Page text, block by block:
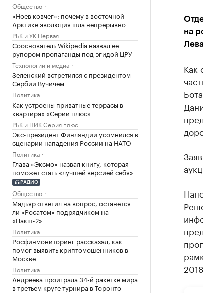
Общество
«Ноев ковчег»: почему в восточной
Арктике эволюция шла непрерывно
РБК и УК Первая
Сооснователь Wikipedia назвал ее
рупором пропаганды под эгидой ЦРУ
Технологии и медиа
Зеленский встретился с президентом
Сербии Вучичем
Политика
Как устроены приватные террасы в
квартирах «Серии плюс»
РБК и ПИК Серия плюс
Экс-президент Финляндии усомнился в
сценарии нападения России на НАТО
Политика
Глава «Эксмо» назвал книгу, которая
поможет стать «лучшей версией себя»
РАДИО
Общество
Мадьяр ответил на вопрос, останется
ли «Росатом» подрядчиком на
«Пакш-2»
Политика
Росфинмониторинг рассказал, как
помог выявить криптомошенников в
Москве
Политика
Андреева проиграла 34-й ракетке мира
в третьем круге турнира в Торонто
на
Как